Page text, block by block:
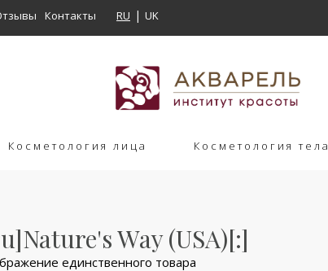
Контакты RU UK
Косметология лица Косметология тела
Way (USA)[:]
единственного товара